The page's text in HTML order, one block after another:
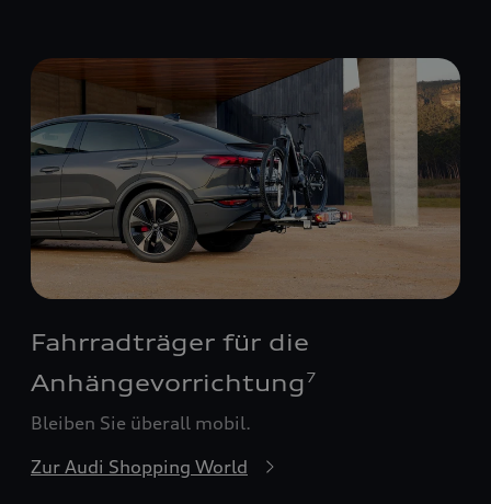
Fahrradträger für die
Anhängevorrichtung 7
Bleiben Sie überall mobil.
Zur Audi Shopping World